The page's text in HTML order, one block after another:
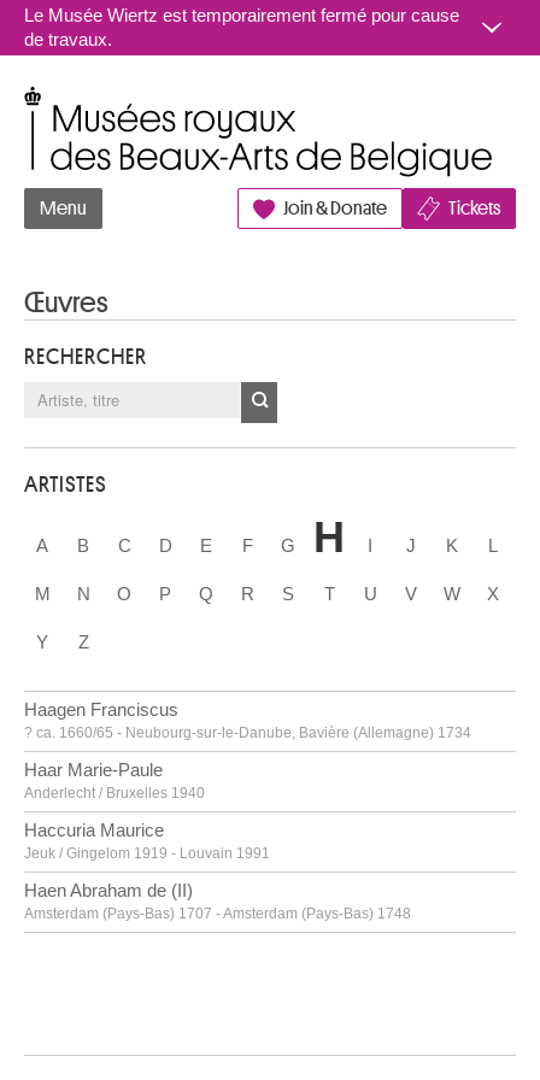
Aller au contenu
Le Musée Wiertz est temporairement fermé pour cause
de travaux.
Menu Join & Donate Tickets
Œuvres
RECHERCHER
ARTISTES
A B C D E F G H I J K L
M N O P Q R S T U V W X
Y Z
Haagen Franciscus
? ca. 1660/65 - Neubourg-sur-le-Danube, Bavière (Allemagne) 1734
Haar Marie-Paule
Anderlecht / Bruxelles 1940
Haccuria Maurice
Jeuk / Gingelom 1919 - Louvain 1991
Haen Abraham de (II)
Amsterdam (Pays-Bas) 1707 - Amsterdam (Pays-Bas) 1748